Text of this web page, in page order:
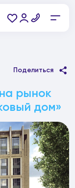
Поделиться
рынок
дом»